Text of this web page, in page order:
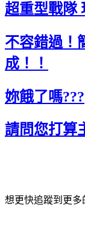
超重型戰隊
不容錯過！
成！！
妳餓了嗎???
請問您打算
想更快追蹤到更多